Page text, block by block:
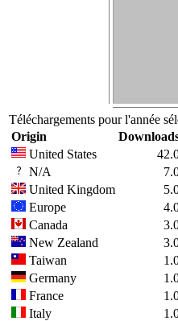
Téléchargements pour l'année
Origin
United States
N/A
United Kingdom
Europe
Canada
New Zealand
Taiwan
Germany
France
Italy